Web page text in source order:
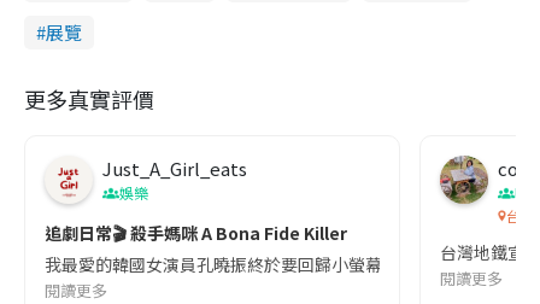
展覽
更多真實評價
Just_A_Girl_eats
娛樂
追劇日常🎬 殺手媽咪 A Bona Fide Killer
我最愛的韓國女演員孔曉振終於要回歸小螢幕啦!這次的劇本改編
閱讀更多
co
吹
台灣
台灣地鐵宣
閱讀更多